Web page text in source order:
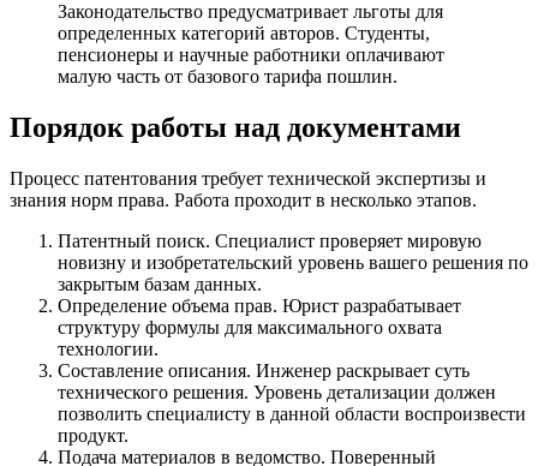
Законодательство предусматривает льготы для
определенных категорий авторов. Студенты,
пенсионеры и научные работники оплачивают
малую часть от базового тарифа пошлин.
Порядок работы над документами
Процесс патентования требует технической экспертизы и
знания норм права. Работа проходит в несколько этапов.
Патентный поиск. Специалист проверяет мировую
новизну и изобретательский уровень вашего решения по
закрытым базам данных.
Определение объема прав. Юрист разрабатывает
структуру формулы для максимального охвата
технологии.
Составление описания. Инженер раскрывает суть
технического решения. Уровень детализации должен
позволить специалисту в данной области воспроизвести
продукт.
Подача материалов в ведомство. Поверенный